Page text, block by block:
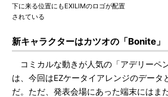
下に来る位置にもEXILIMのロゴが配置
されている
新キャラクターはカツオの「Bonite」
コミカルな動きが人気の「アデリーペ
は、今回はEZケータイアレンジのデータ
だ。ただ、発表会場にあった端末にはま